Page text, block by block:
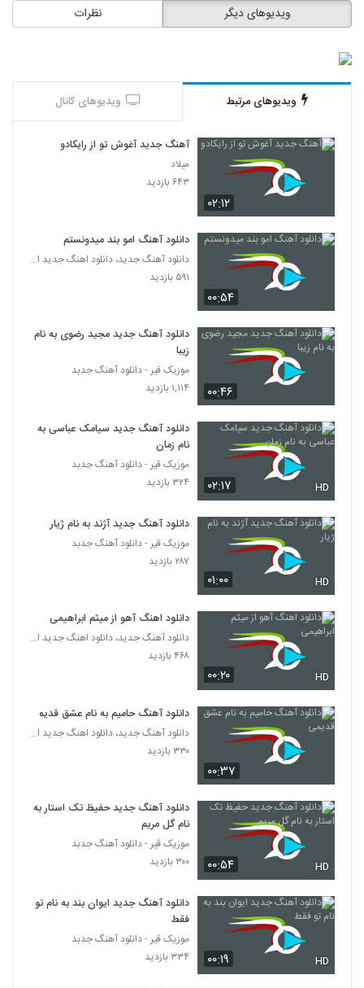
نظرات ویدیوهای دیگر
ویدیوهای مرتبط ویدیوهای کانال
۰۲:۱۲
آهنگ جدید آغوش تو از رایکادو
میلاد
۶۴۳ بازدید
۰۰:۵۴
دانلود آهنگ امو بند میدونستم
دانلود آهنگ جدید، دانلود اهنگ جدید ایرانی
۵۹۱ بازدید
۰۰:۴۶
دانلود آهنگ جدید مجید رضوی به نام
زیبا
موزیک قیر - دانلود آهنگ جدبد
۱,۱۱۴ بازدید
۰۲:۱۷ HD
دانلود آهنگ جدید سیامک عباسی به
نام زمان
موزیک قیر - دانلود آهنگ جدبد
۳۲۴ بازدید
۰۱:۰۰ HD
دانلود آهنگ جدید آژند به نام ژیار
موزیک قیر - دانلود آهنگ جدبد
۲۸۷ بازدید
۰۰:۲۰ HD
دانلود اهنگ آهو از میثم ابراهیمی
دانلود آهنگ جدید، دانلود اهنگ جدید ایرانی
۴۶۸ بازدید
۰۰:۳۷
دانلود آهنگ حامیم به نام عشق قدیمی
دانلود آهنگ جدید، دانلود اهنگ جدید ایرانی
۳۳۰ بازدید
۰۰:۵۴ HD
دانلود آهنگ جدید حفیظ تک استار به
نام گل مریم
موزیک قیر - دانلود آهنگ جدبد
۳۰۰ بازدید
۰۰:۱۹ HD
دانلود آهنگ جدید ایوان بند به نام تو
فقط
موزیک قیر - دانلود آهنگ جدبد
۳۳۴ بازدید